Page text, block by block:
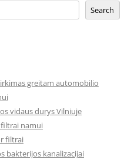
Search
greitam automobilio
vidaus durys Vilniuje
namui
filtrai
bakterijos kanalizacijai